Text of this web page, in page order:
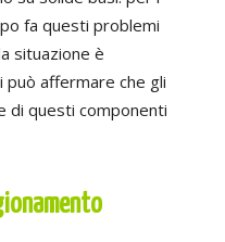
fa questi problemi
situazione è
affermare che gli
di questi componenti